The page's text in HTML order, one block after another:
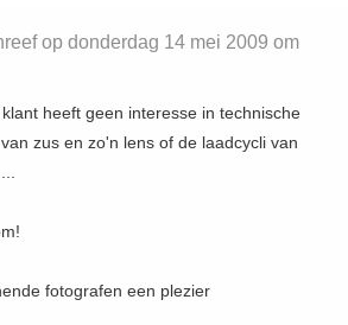
op donderdag 14 mei 2009 om
heeft geen interesse in technische
zus en zo'n lens of de laadcycli van
fotografen een plezier